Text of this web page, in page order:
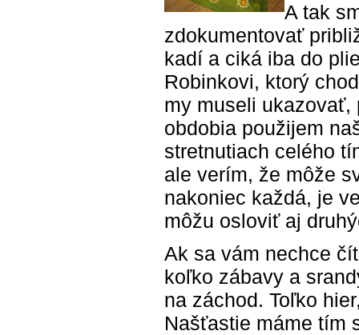
A tak
zdokumentovať
kadí a ciká iba do
Robinkovi, ktorý
my museli ukazovať,
obdobia použijem
stretnutiach celého
ale verím, že môže
nakoniec každá, je
môžu osloviť aj
Ak sa vám nechce
koľko zábavy a
na záchod. Toľko
Našťastie máme tím